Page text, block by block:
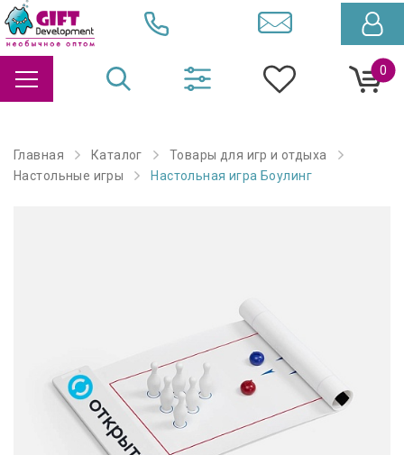
0
Главная Каталог
Товары для игр и отдыха
Настольные игры
Настольная игра Боулинг